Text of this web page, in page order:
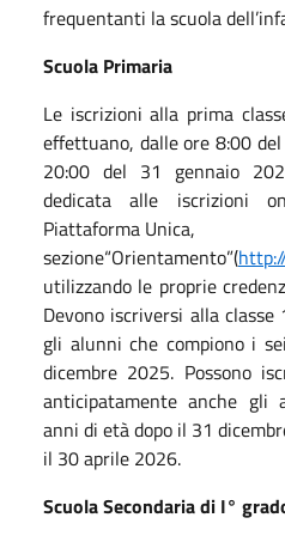
frequentanti la scuola
Scuola Primaria
Le iscrizioni alla prima
effettuano, dalle ore 8:00
20:00 del 31 gennaio
dedicata alle iscrizioni
Piattaforma Unica,
sezione“Orientamento”(
utilizzando le proprie
Devono iscriversi alla classe
gli alunni che compiono i
dicembre 2025. Possono
anticipatamente anche gli
anni di età dopo il 31
il 30 aprile 2026.
Scuola Secondaria di I°